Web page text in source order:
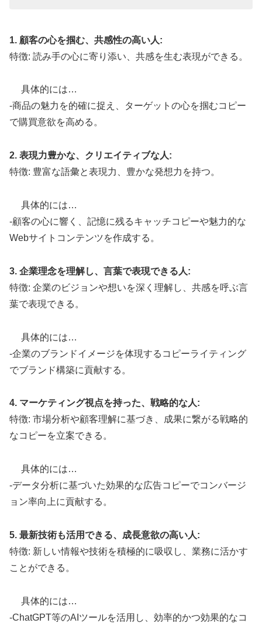
1. 顧客の心を掴む、共感性の高い人:
特徴: 読み手の心に寄り添い、共感を生む表現ができる。
具体的には…
-商品の魅力を的確に捉え、ターゲットの心を掴むコピー
で購買意欲を高める。
2. 表現力豊かな、クリエイティブな人:
特徴: 豊富な語彙と表現力、豊かな発想力を持つ。
具体的には…
-顧客の心に響く、記憶に残るキャッチコピーや魅力的な
Webサイトコンテンツを作成する。
3. 企業理念を理解し、言葉で表現できる人:
特徴: 企業のビジョンや想いを深く理解し、共感を呼ぶ言
葉で表現できる。
具体的には…
-企業のブランドイメージを体現するコピーライティング
でブランド構築に貢献する。
4. マーケティング視点を持った、戦略的な人:
特徴: 市場分析や顧客理解に基づき、成果に繋がる戦略的
なコピーを立案できる。
具体的には…
-データ分析に基づいた効果的な広告コピーでコンバージ
ョン率向上に貢献する。
5. 最新技術も活用できる、成長意欲の高い人:
特徴: 新しい情報や技術を積極的に吸収し、業務に活かす
ことができる。
具体的には…
-ChatGPT等のAIツールを活用し、効率的かつ効果的なコ